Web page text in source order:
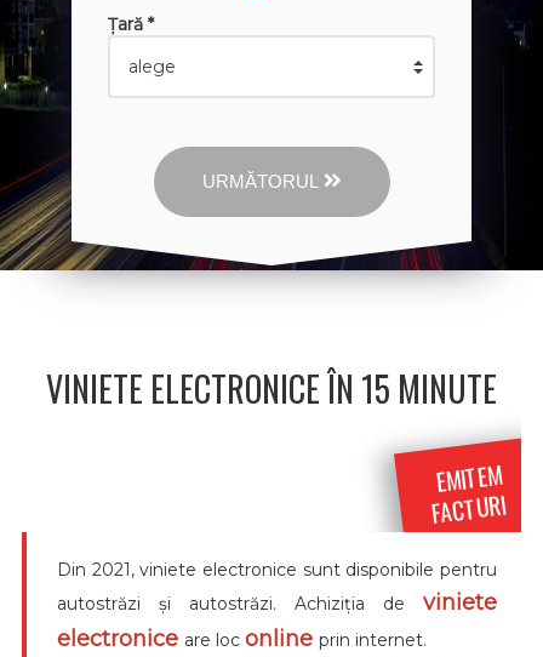
Țară *
URMĂTORUL
VINIETE ELECTRONICE ÎN 15 MINUTE
EMITEM
FACTURI
Din 2021, viniete electronice sunt disponibile pentru
autostrăzi și autostrăzi. Achiziția deviniete
electronice are loc online prin internet.